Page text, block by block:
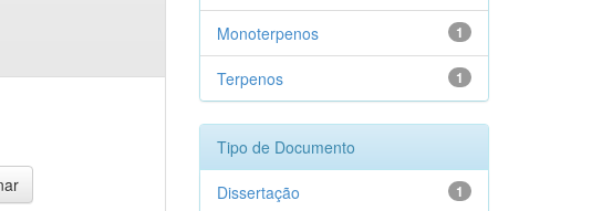
1
Monoterpenos
1
Terpenos
Tipo de Documento
1
Dissertação